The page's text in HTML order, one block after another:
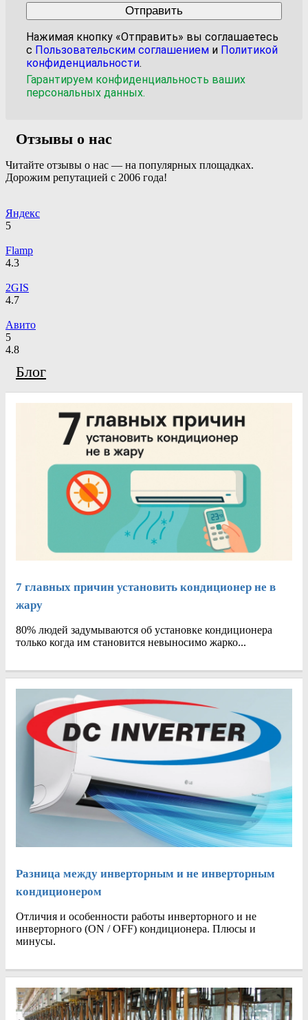
Нажимая кнопку «Отправить» вы соглашаетесь
с Пользовательским соглашением и Политикой
конфиденциальности.
Гарантируем конфиденциальность ваших
персональных данных.
Отзывы о нас
Читайте отзывы о нас — на популярных площадках.
Дорожим репутацией с 2006 года!
Яндекс
5
Flamp
4.3
2GIS
4.7
Авито
5
4.8
Блог
7 главных причин установить кондиционер не в
жару
80% людей задумываются об установке кондиционера
только когда им становится невыносимо жарко...
Разница между инверторным и не инверторным
кондиционером
Отличия и особенности работы инверторного и не
инверторного (ON / OFF) кондиционера. Плюсы и
минусы.